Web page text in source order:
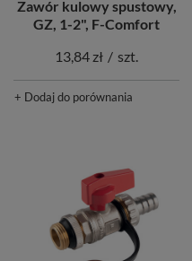
Zawór kulowy spustowy,
GZ, 1-2", F-Comfort
13,84 zł / szt.
+ Dodaj do porównania